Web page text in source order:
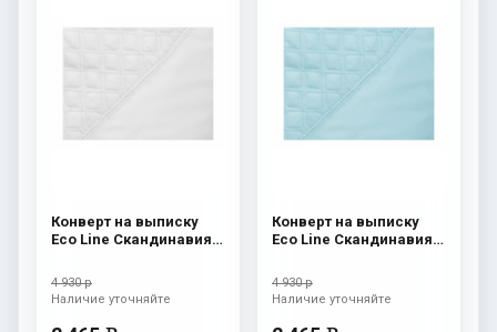
Конверт на выписку
Eco Line Скандинавия
4 930 р
Наличие уточняйте
Конверт на выписку
Eco Line Скандинавия
4 930 р
Наличие уточняйте